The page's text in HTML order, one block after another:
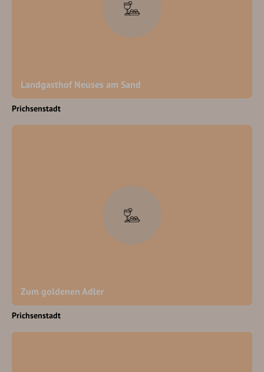
Landgasthof Neuses am Sand
Prichsenstadt
Zum goldenen Adler
Prichsenstadt